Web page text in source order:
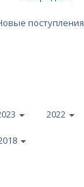
поступления
2022